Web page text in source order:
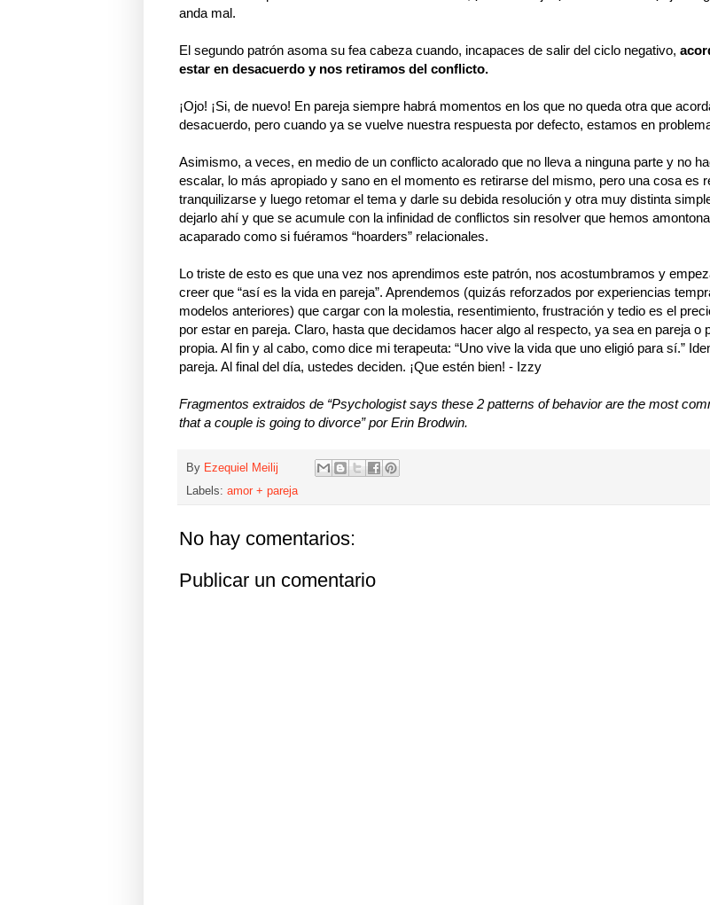
anda mal.
El segundo patrón asoma su fea cabeza cuando, incapaces de salir del ciclo negativo,
estar en desacuerdo y nos retiramos del conflicto.
¡Ojo! ¡Si, de nuevo! En pareja siempre habrá momentos en los que no queda otra que
desacuerdo, pero cuando ya se vuelve nuestra respuesta por defecto, estamos en
Asimismo, a veces, en medio de un conflicto acalorado que no lleva a ninguna parte y no
escalar, lo más apropiado y sano en el momento es retirarse del mismo, pero una cosa es
tranquilizarse y luego retomar el tema y darle su debida resolución y otra muy distinta
dejarlo ahí y que se acumule con la infinidad de conflictos sin resolver que hemos
acaparado como si fuéramos “hoarders” relacionales.
Lo triste de esto es que una vez nos aprendimos este patrón, nos acostumbramos y
creer que “así es la vida en pareja”. Aprendemos (quizás reforzados por experiencias
modelos anteriores) que cargar con la molestia, resentimiento, frustración y tedio es el
por estar en pareja. Claro, hasta que decidamos hacer algo al respecto, ya sea en pareja o
propia. Al fin y al cabo, como dice mi terapeuta: “Uno vive la vida que uno eligió para sí.”
pareja. Al final del día, ustedes deciden. ¡Que estén bien! - Izzy
Fragmentos extraidos de “Psychologist says these 2 patterns of behavior are the most
that a couple is going to divorce” por Erin Brodwin.
By Ezequiel Meilij
Labels: amor + pareja
No hay comentarios:
Publicar un comentario